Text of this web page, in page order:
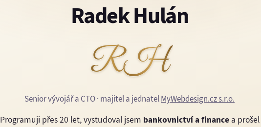
Radek Hulán
RH
Senior vývojář a CTO · majitel a jednatelMyWebdesign.cz s.r.o.
Programuji přes 20 let, vystudoval jsem bankovnictví a financea prošel